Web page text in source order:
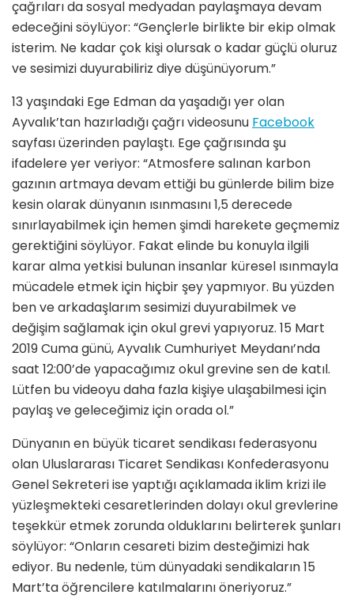
çağrıları da sosyal medyadan paylaşmaya devam
edeceğini söylüyor: “Gençlerle birlikte bir ekip olmak
isterim. Ne kadar çok kişi olursak o kadar güçlü oluruz
ve sesimizi duyurabiliriz diye düşünüyorum.”
13 yaşındaki Ege Edman da yaşadığı yer olan
Ayvalık’tan hazırladığı çağrı videosunu Facebook
sayfası üzerinden paylaştı. Ege çağrısında şu
ifadelere yer veriyor: “Atmosfere salınan karbon
gazının artmaya devam ettiği bu günlerde bilim bize
kesin olarak dünyanın ısınmasını 1,5 derecede
sınırlayabilmek için hemen şimdi harekete geçmemiz
gerektiğini söylüyor. Fakat elinde bu konuyla ilgili
karar alma yetkisi bulunan insanlar küresel ısınmayla
mücadele etmek için hiçbir şey yapmıyor. Bu yüzden
ben ve arkadaşlarım sesimizi duyurabilmek ve
değişim sağlamak için okul grevi yapıyoruz. 15 Mart
2019 Cuma günü, Ayvalık Cumhuriyet Meydanı’nda
saat 12:00’de yapacağımız okul grevine sen de katıl.
Lütfen bu videoyu daha fazla kişiye ulaşabilmesi için
paylaş ve geleceğimiz için orada ol.”
Dünyanın en büyük ticaret sendikası federasyonu
olan Uluslararası Ticaret Sendikası Konfederasyonu
Genel Sekreteri ise yaptığı açıklamada iklim krizi ile
yüzleşmekteki cesaretlerinden dolayı okul grevlerine
teşekkür etmek zorunda olduklarını belirterek şunları
söylüyor: “Onların cesareti bizim desteğimizi hak
ediyor. Bu nedenle, tüm dünyadaki sendikaların 15
Mart’ta öğrencilere katılmalarını öneriyoruz.”